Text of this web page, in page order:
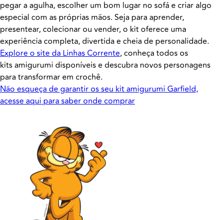
pegar a agulha, escolher um bom lugar no sofá e criar algo
especial com as próprias mãos. Seja para aprender,
presentear, colecionar ou vender, o kit oferece uma
experiência completa, divertida e cheia de personalidade.
Explore o site da Linhas Corrente, conheça todos os
kits amigurumi disponíveis e descubra novos personagens
para transformar em crochê.
Não esqueça de garantir os seu kit amigurumi Garfield,
acesse aqui para saber onde comprar